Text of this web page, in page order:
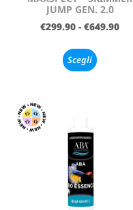
JUMP GEN. 2.0
€299.90 - €649.90
Scegli